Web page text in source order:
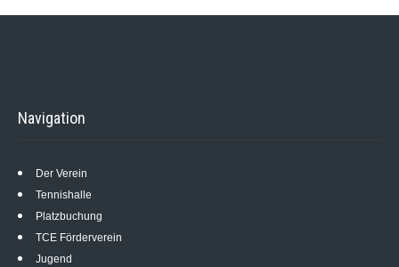
Navigation
Der Verein
Tennishalle
Platzbuchung
TCE Förderverein
Jugend